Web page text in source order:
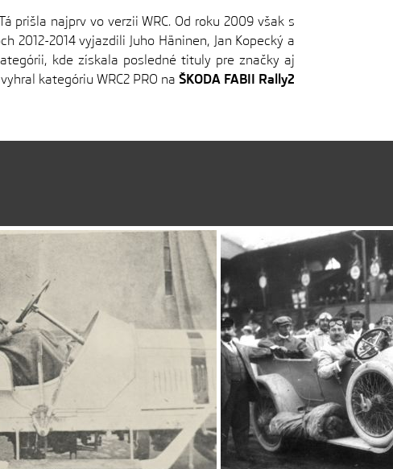
prišla najprv vo verzii WRC. Od roku 2009 však s
2012-2014 vyjazdili Juho Häninen, Jan Kopecký a
kde získala posledné tituly pre značky aj
kategóriu WRC2 PRO na ŠKODA FABII Rally2